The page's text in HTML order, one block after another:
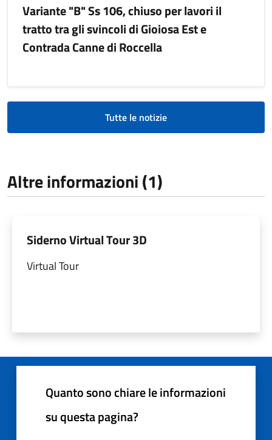
Variante "B" Ss 106, chiuso per lavori il
tratto tra gli svincoli di Gioiosa Est e
Contrada Canne di Roccella
Tutte le notizie
Altre informazioni (1)
Siderno Virtual Tour 3D
Virtual Tour
Quanto sono chiare le informazioni
su questa pagina?